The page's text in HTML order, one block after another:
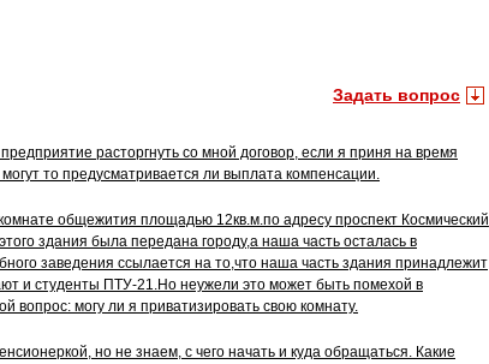
Задать вопрос
расторгнуть со мной договор, если я приня на время
то предусматривается ли выплата компенсации.
общежития площадью 12кв.м.по адресу проспект Космический
здания была передана городу,а наша часть осталась в
заведения ссылается на то,что наша часть здания принадлежит
и студенты ПТУ-21.Но неужели это может быть помехой в
могу ли я приватизировать свою комнату.
но не знаем, с чего начать и куда обращаться. Какие